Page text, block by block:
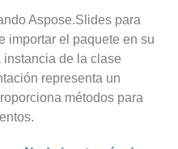
Aspose.Slides para
importar el paquete en su
de la clase
representa un
métodos para